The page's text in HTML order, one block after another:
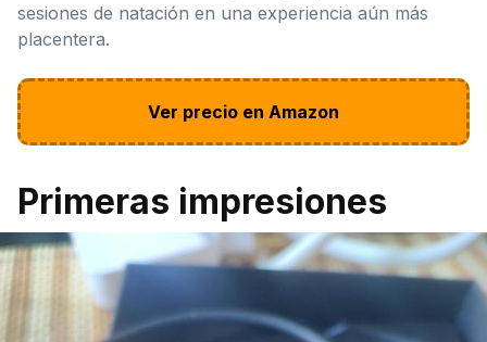
sesiones de natación en una experiencia aún más
placentera.
Ver precio en Amazon
Primeras impresiones